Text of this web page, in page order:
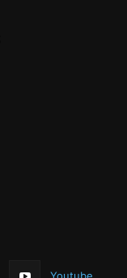
Youtube